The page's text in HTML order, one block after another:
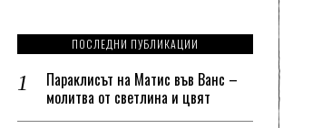
ПОСЛЕДНИ ПУБЛИКАЦИИ
Параклисът на Матис във Ванс –
молитва от светлина и цвят